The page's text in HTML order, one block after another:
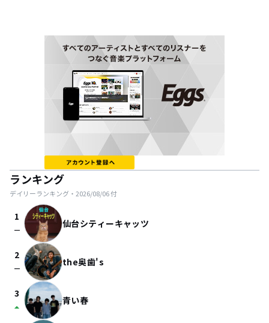
ランキング
デイリーランキング・ 2026/08/06付
1
check_indeterminate_small 仙台シティーキャッツ
2
check_indeterminate_small the奥歯's
3
arrow_drop_up 青い春